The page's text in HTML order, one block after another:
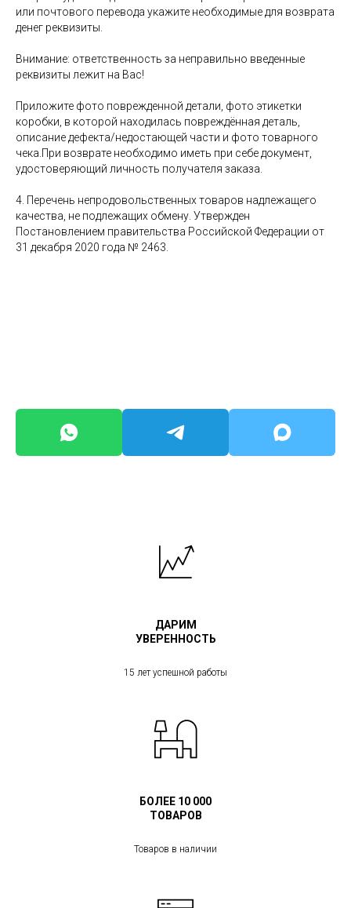
или почтового перевода укажите необходимые для возврата
денег реквизиты.
Внимание: ответственность за неправильно введенные
реквизиты лежит на Вас!
Приложите фото поврежденной детали, фото этикетки
коробки, в которой находилась повреждённая деталь,
описание дефекта/недостающей части и фото товарного
чека.При возврате необходимо иметь при себе документ,
удостоверяющий личность получателя заказа.
4. Перечень непродовольственных товаров надлежащего
качества, не подлежащих обмену. Утвержден
Постановлением правительства Российской Федерации от
31 декабря 2020 года № 2463.
ДАРИМ
УВЕРЕННОСТЬ
15 лет успешной работы
БОЛЕЕ 10 000
ТОВАРОВ
Товаров в наличии